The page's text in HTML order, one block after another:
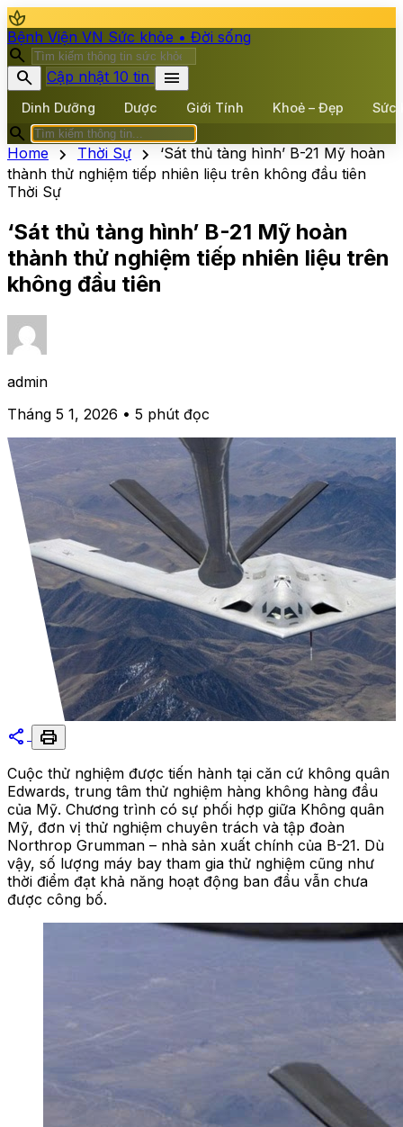
spa
Bệnh Viện VN Sức khỏe • Đời sống
search
search
Cập nhật 10 tin menu
Dinh Dưỡng Dược Giới Tính Khoẻ – Đẹp Sức
search
Home chevron_right Thời Sự chevron_right
‘Sát thủ tàng hình’ B-21 Mỹ hoàn
thành thử nghiệm tiếp nhiên liệu trên không đầu tiên
Thời Sự
‘Sát thủ tàng hình’ B-21 Mỹ hoàn
thành thử nghiệm tiếp nhiên liệu trên
không đầu tiên
admin
Tháng 5 1, 2026 • 5 phút đọc
share print
Cuộc thử nghiệm được tiến hành tại căn cứ không quân
Edwards, trung tâm thử nghiệm hàng không hàng đầu
của Mỹ. Chương trình có sự phối hợp giữa Không quân
Mỹ, đơn vị thử nghiệm chuyên trách và tập đoàn
Northrop Grumman – nhà sản xuất chính của B-21. Dù
vậy, số lượng máy bay tham gia thử nghiệm cũng như
thời điểm đạt khả năng hoạt động ban đầu vẫn chưa
được công bố.